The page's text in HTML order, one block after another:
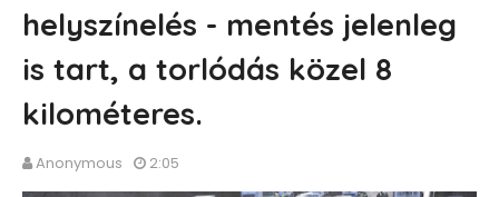
helyszínelés - mentés jelenleg
is tart, a torlódás közel 8
kilométeres.
Anonymous 2:05